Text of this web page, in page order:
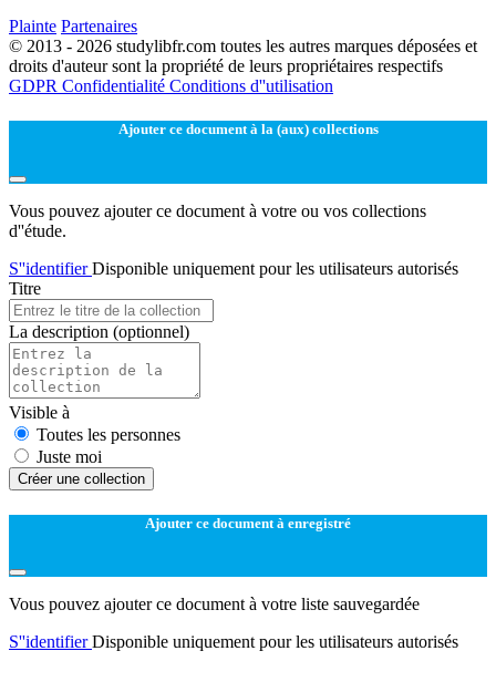
Plainte Partenaires
© 2013 - 2026 studylibfr.com toutes les autres marques déposées et
droits d'auteur sont la propriété de leurs propriétaires respectifs
GDPR Confidentialité Conditions d''utilisation
Ajouter ce document à la (aux) collections
Vous pouvez ajouter ce document à votre ou vos collections
d''étude.
S''identifierDisponible uniquement pour les utilisateurs autorisés
Titre
La description (optionnel)
Visible à
Toutes les personnes
Juste moi
Créer une collection
Ajouter ce document à enregistré
Vous pouvez ajouter ce document à votre liste sauvegardée
S''identifierDisponible uniquement pour les utilisateurs autorisés